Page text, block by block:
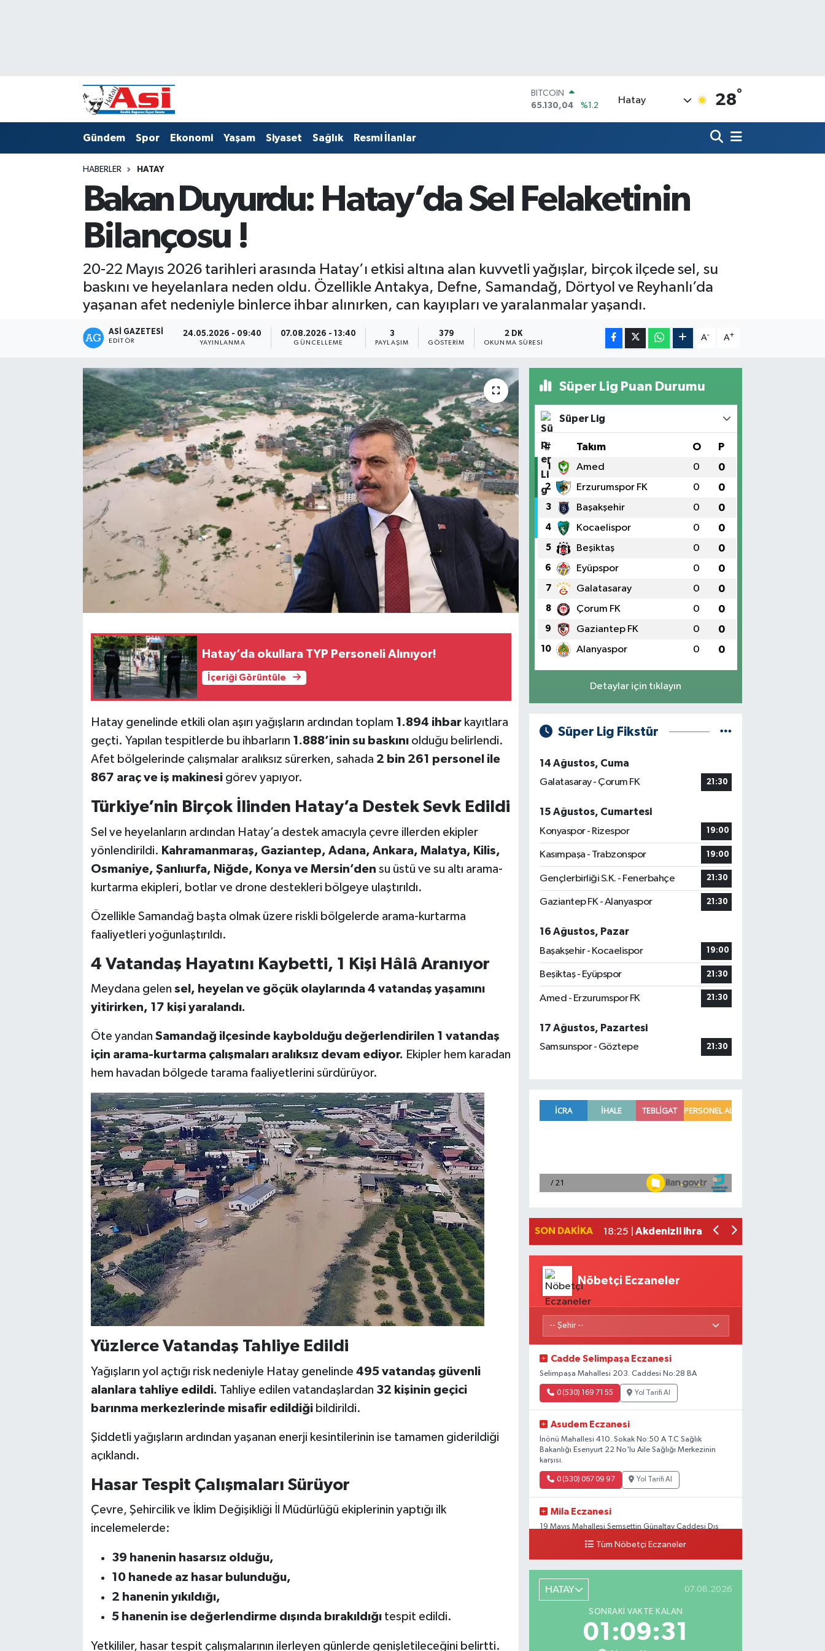
DOLAR
47,7106
%0.17
64,4046
%0.35
BİST100
13.773
%-19
Hatay 28°
Gündem Spor Ekonomi Yaşam Siyaset Sağlık Resmi İlanlar
HABERLER HATAY
Bakan Duyurdu: Hatay’da Sel Felaketinin
Bilançosu !
20-22 Mayıs 2026 tarihleri arasında Hatay’ı etkisi altına alan kuvvetli yağışlar, birçok ilçede sel, su
baskını ve heyelanlara neden oldu. Özellikle Antakya, Defne, Samandağ, Dörtyol ve Reyhanlı’da
yaşanan afet nedeniyle binlerce ihbar alınırken, can kayıpları ve yaralanmalar yaşandı.
ASI GAZETESI
EDITÖR
24.05.2026 - 09:40
YAYINLANMA
07.08.2026 - 13:40
GÜNCELLEME
3
PAYLAŞIM
379
GÖSTERIM
2 DK
OKUNMA SÜRESI
A- A+
Hatay’da okullara TYP Personeli Alınıyor!
İçeriği Görüntüle
Hatay genelinde etkili olan aşırı yağışların ardından toplam 1.894 ihbarkayıtlara
geçti. Yapılan tespitlerde bu ihbarların 1.888’inin su baskınıolduğu belirlendi.
Afet bölgelerinde çalışmalar aralıksız sürerken, sahada 2 bin 261 personel ile
867 araç ve iş makinesigörev yapıyor.
Türkiye’nin Birçok İlinden Hatay’a Destek Sevk Edildi
Sel ve heyelanların ardından Hatay’a destek amacıyla çevre illerden ekipler
yönlendirildi. Kahramanmaraş, Gaziantep, Adana, Ankara, Malatya, Kilis,
Osmaniye, Şanlıurfa, Niğde, Konya ve Mersin’den su üstü ve su altı arama-
kurtarma ekipleri, botlar ve drone destekleri bölgeye ulaştırıldı.
Özellikle Samandağ başta olmak üzere riskli bölgelerde arama-kurtarma
faaliyetleri yoğunlaştırıldı.
4 Vatandaş Hayatını Kaybetti, 1 Kişi Hâlâ Aranıyor
Meydana gelen sel, heyelan ve göçük olaylarında 4 vatandaş yaşamını
yitirirken, 17 kişi yaralandı.
Öte yandan Samandağ ilçesinde kaybolduğu değerlendirilen 1 vatandaş
için arama-kurtarma çalışmaları aralıksız devam ediyor. Ekipler hem karadan
hem havadan bölgede tarama faaliyetlerini sürdürüyor.
Yüzlerce Vatandaş Tahliye Edildi
Yağışların yol açtığı risk nedeniyle Hatay genelinde 495 vatandaş güvenli
alanlara tahliye edildi. Tahliye edilen vatandaşlardan 32 kişinin geçici
barınma merkezlerinde misafir edildiğibildirildi.
Şiddetli yağışların ardından yaşanan enerji kesintilerinin ise tamamen giderildiği
açıklandı.
Hasar Tespit Çalışmaları Sürüyor
Çevre, Şehircilik ve İklim Değişikliği İl Müdürlüğü ekiplerinin yaptığı ilk
incelemelerde:
39 hanenin hasarsız olduğu,
10 hanede az hasar bulunduğu,
2 hanenin yıkıldığı,
5 hanenin ise değerlendirme dışında bırakıldığıtespit edildi.
Yetkililer, hasar tespit çalışmalarının ilerleyen günlerde genişletileceğini belirtti.
Süper Lig Puan Durumu
Süper Lig
# Takım O P
1 Amed 0 0
2 Erzurumspor FK 0 0
3 Başakşehir 0 0
4 Kocaelispor 0 0
5 Beşiktaş 0 0
6 Eyüpspor 0 0
7 Galatasaray 0 0
8 Çorum FK 0 0
9 Gaziantep FK 0 0
10 Alanyaspor 0 0
Detaylar için tıklayın
Süper Lig Fikstür
14 Ağustos, Cuma
Galatasaray - Çorum FK
21:30
15 Ağustos, Cumartesi
Konyaspor - Rizespor
19:00
Kasımpaşa - Trabzonspor 19:00
Gençlerbirliği S.K. - Fenerbahçe 21:30
Gaziantep FK - Alanyaspor 21:30
16 Ağustos, Pazar
Başakşehir - Kocaelispor
19:00
Beşiktaş - Eyüpspor 21:30
Amed - Erzurumspor FK 21:30
17 Ağustos, Pazartesi
Samsunspor - Göztepe
21:30
SON DAKIKA
Mersin'de bir kişi evinde ölü bulundu
18:25 | Akdenizli ihracatçılar temmuzda 92,6
Nöbetçi Eczaneler
Cadde Selimpaşa Eczanesi
Selimpaşa Mahallesi 203. Caddesi No:28 BA
0 (530) 169 71 55 Yol Tarifi Al
Asudem Eczanesi
İnönü Mahallesi 410. Sokak No:50 A T.C Sağlık
Bakanlığı Esenyurt 22 No'lu Aile Sağlığı Merkezinin
karşısı.
0 (530) 067 09 97 Yol Tarifi Al
Mila Eczanesi
19 Mayıs Mahallesi Şemsettin Günaltay Caddesi Dış
Kasımpaşa Eczanesi
Yahya Kahya Mahallesi Kasımpaşa Bostanı Sokak 18A
Mutfak Ekipmanları Satan Dükkanların Olduğu
Caddede Denizbank'ın Karşısı, Albaraka'nın
Tüm Nöbetçi Eczaneler
HATAY 07.08.2026
SONRAKI VAKTE KALAN
01:09:30
Süper Lig Puan Durumu ve Fikstür
Tüm Manşetler
Son Dakika Haberleri
Haber Arşivi